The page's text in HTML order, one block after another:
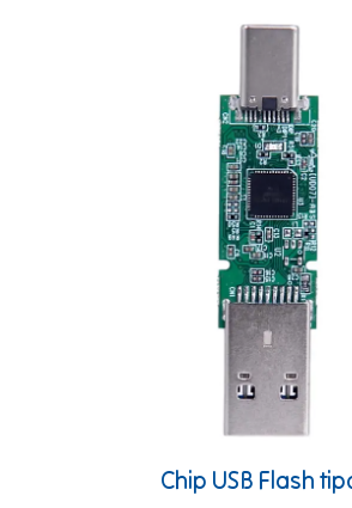
Chip USB Flash